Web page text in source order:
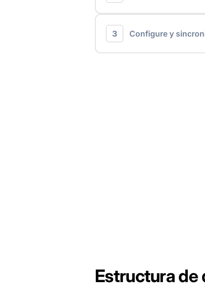
3 Configure y
Estructura de